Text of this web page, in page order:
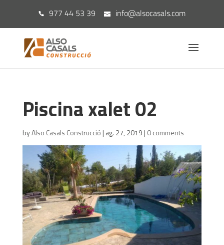
977 44 53 39 info@alsocasals.com
Piscina xalet 02
byAlso Casals Construcció | ag. 27, 2019 | 0 comments